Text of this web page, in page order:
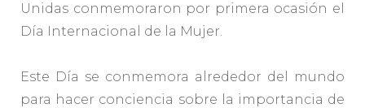
Unidas conmemoraron por primera ocasión el
Día Internacional de la Mujer.
Este Día se conmemora alrededor del mundo
para hacer conciencia sobre la importancia de